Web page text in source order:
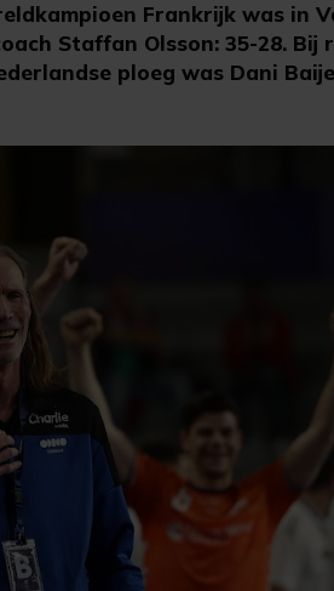
Frankrijk was in
Staffan Olsson: 35-28.
ploeg was Dani